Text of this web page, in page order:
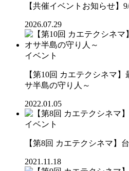
【共催イベントお知らせ】
2026.07.29
イベント
【第10回 カエテクシネマ
サ半島の守り人～
2022.01.05
イベント
【第8回 カエテクシネマ】
2021.11.18